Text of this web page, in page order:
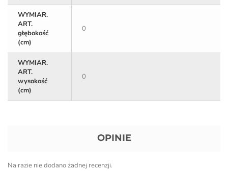
WYMIAR.
ART.
głębokość
(cm)
0
WYMIAR.
ART.
wysokość
(cm)
0
OPINIE
Na razie nie dodano żadnej recenzji.